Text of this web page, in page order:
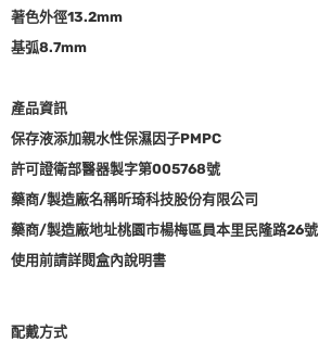
著色外徑13.2mm
基弧8.7mm
產品資訊
保存液添加親水性保濕因子PMPC
許可證衛部醫器製字第005768號
藥商/製造廠名稱昕琦科技股份有限公司
藥商/製造廠地址桃園市楊梅區員本里民隆路26號
使用前請詳閱盒內說明書
配戴方式